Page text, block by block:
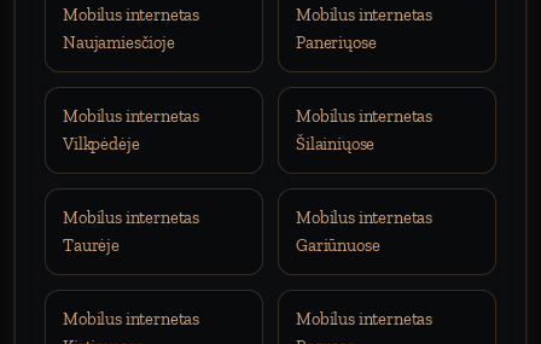
Mobilus internetas
Naujamiesčioje
Mobilus internetas
Paneriųose
Mobilus internetas
Vilkpėdėje
Mobilus internetas
Šilainiųose
Mobilus internetas
Taurėje
Mobilus internetas
Gariūnuose
Mobilus internetas
Mobilus internetas